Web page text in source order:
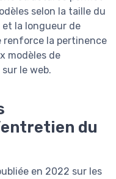
selon la taille du
la longueur de
renforce la pertinence
modèles de
le web.
du
en 2022 sur les